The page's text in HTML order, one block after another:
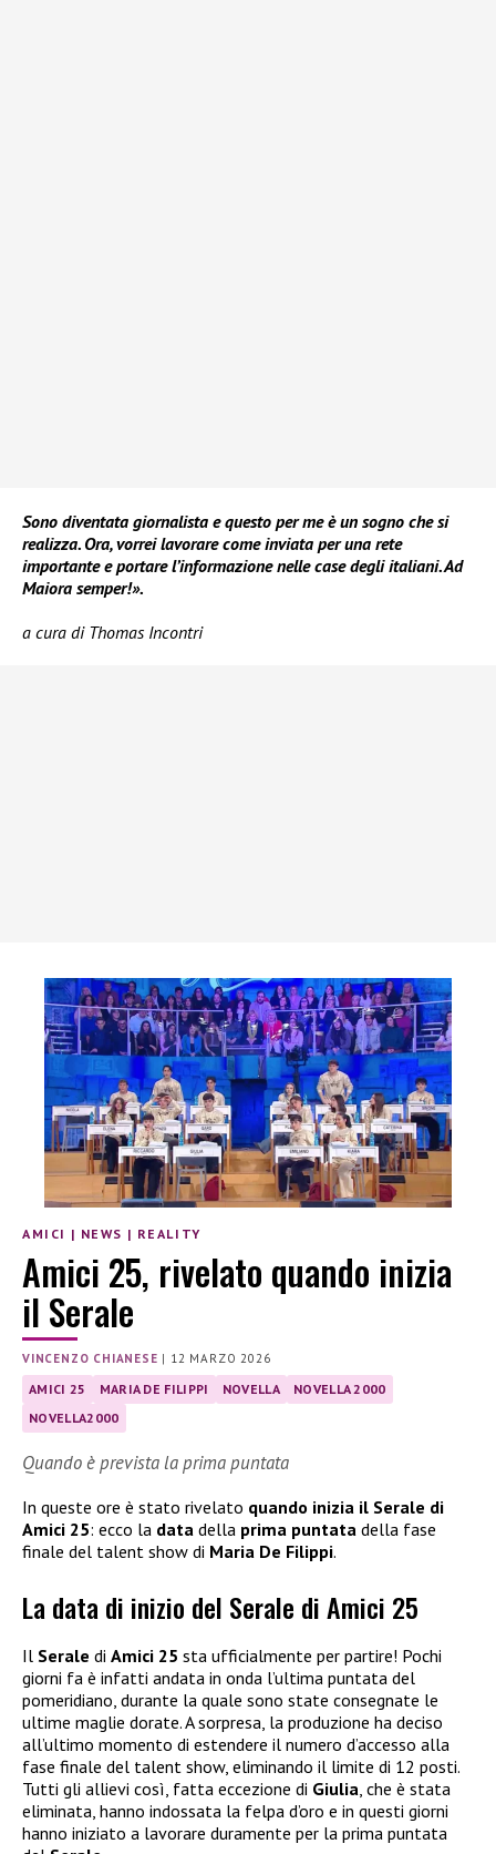
Sono diventata giornalista e questo per me è un sogno che si
realizza. Ora, vorrei lavorare come inviata per una rete
importante e portare l’informazione nelle case degli italiani. Ad
Maiora semper!».
a cura di Thomas Incontri
AMICI | NEWS | REALITY
Amici 25, rivelato quando inizia
il Serale
VINCENZO CHIANESE | 12 MARZO 2026
AMICI 25 MARIA DE FILIPPI NOVELLA
NOVELLA 2000
NOVELLA2000
Quando è prevista la prima puntata
In queste ore è stato rivelato quando inizia il Serale di
Amici 25: ecco la data della prima puntata della fase
finale del talent show di Maria De Filippi.
La data di inizio del Serale di Amici 25
Il Serale di Amici 25 sta ufficialmente per partire! Pochi
giorni fa è infatti andata in onda l’ultima puntata del
pomeridiano, durante la quale sono state consegnate le
ultime maglie dorate. A sorpresa, la produzione ha deciso
all’ultimo momento di estendere il numero d’accesso alla
fase finale del talent show, eliminando il limite di 12 posti.
Tutti gli allievi così, fatta eccezione di Giulia, che è stata
eliminata, hanno indossata la felpa d’oro e in questi giorni
hanno iniziato a lavorare duramente per la prima puntata